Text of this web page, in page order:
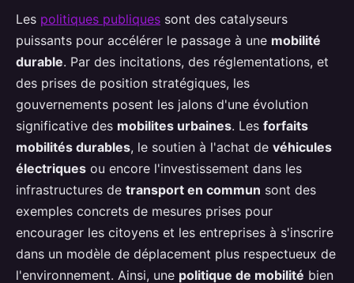
Les politiques publiques sont des catalyseurs
puissants pour accélérer le passage à une mobilité
durable. Par des incitations, des réglementations, et
des prises de position stratégiques, les
gouvernements posent les jalons d'une évolution
significative des mobilites urbaines. Les forfaits
mobilités durables, le soutien à l'achat de véhicules
électriques ou encore l'investissement dans les
infrastructures de transport en commun sont des
exemples concrets de mesures prises pour
encourager les citoyens et les entreprises à s'inscrire
dans un modèle de déplacement plus respectueux de
l'environnement. Ainsi, une politique de mobilité bien